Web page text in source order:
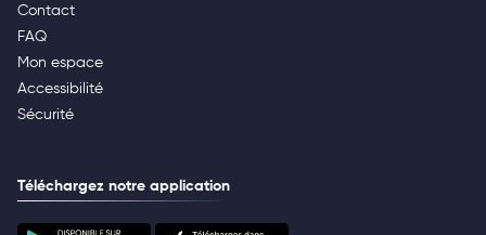
Contact
FAQ
Mon espace
Accessibilité
Sécurité
Téléchargez notre application